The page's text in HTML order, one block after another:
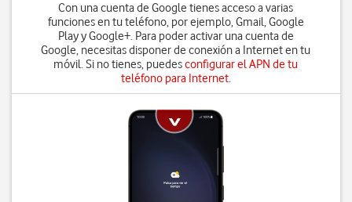
Con una cuenta de Google tienes acceso a varias
funciones en tu teléfono, por ejemplo, Gmail, Google
Play y Google+. Para poder activar una cuenta de
Google, necesitas disponer de conexión a Internet en tu
móvil. Si no tienes, puedesconfigurar el APN de tu
teléfono para Internet.